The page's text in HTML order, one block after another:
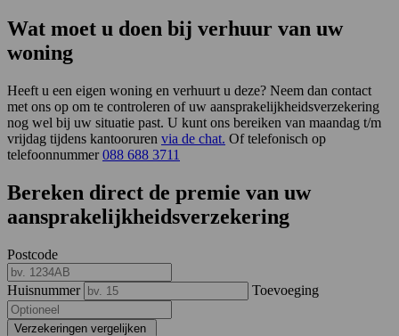
Wat moet u doen bij verhuur van uw
woning
Heeft u een eigen woning en verhuurt u deze? Neem dan contact
met ons op om te controleren of uw aansprakelijkheidsverzekering
nog wel bij uw situatie past. U kunt ons bereiken van maandag t/m
vrijdag tijdens kantooruren via de chat. Of telefonisch op
telefoonnummer088 688 3711
Bereken direct de premie van uw
aansprakelijkheidsverzekering
Postcode
Huisnummer Toevoeging
Verzekeringen vergelijken